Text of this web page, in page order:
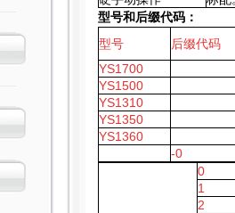
型号和后缀代码：
型号
后缀代码
YS1700
YS1500
YS1310
YS1350
YS1360
-0
0
1
2